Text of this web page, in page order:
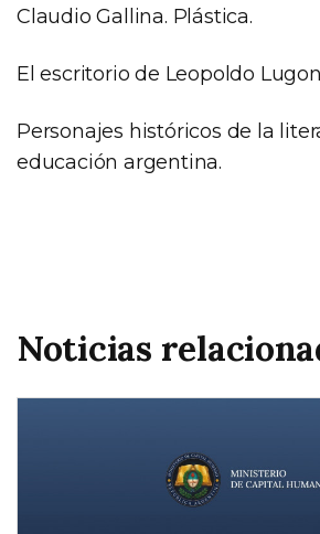
Claudio Gallina. Plástica.
El escritorio de Leopoldo
Personajes históricos de la
educación argentina.
Noticias